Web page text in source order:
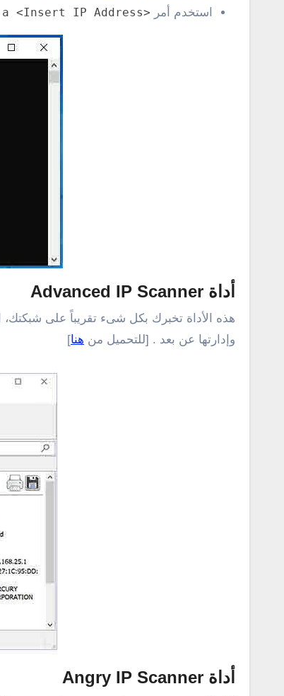
استخدم أمر <Insert IP Address>
أداة Advanced IP Scanner
هذه الأداة تخبرك بكل شىء تقريباً على
وإدارتها عن بعد . [للتحميل من هنا]
أداة Angry IP Scanner